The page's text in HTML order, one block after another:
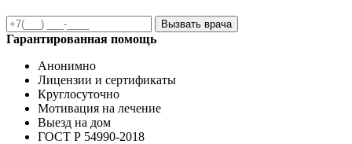
Вызвать врача
Гарантированная помощь
Анонимно
Лицензии и сертификаты
Круглосуточно
Мотивация на лечение
Выезд на дом
ГОСТ Р 54990-2018